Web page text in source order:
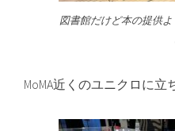
図書館だけど本の提供
MoMA近くのユニクロに立